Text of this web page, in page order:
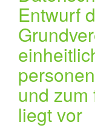
Entwurf
und zum
liegt vor